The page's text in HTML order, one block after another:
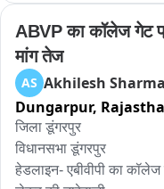
सरकारी अस्पताल में
निवासी किल्लियांवाली ने
11वीं कक्षा का छात्र है और
विवाद हो गया था। इसी
शहर से अपने कुछ साथियों को
उसने अपने बड़े भाई लवप्रीत
अनुसार, दोबारा विवाद की
पक्षों के बीच समझौता कराने
ABVP का कॉलेज गेट
मांग तेज
AS Akhilesh
Dungarpur,
जिला डूंगरपुर
विधानसभा डूंगरपुर
हेडलाइन- एबीवीपी का